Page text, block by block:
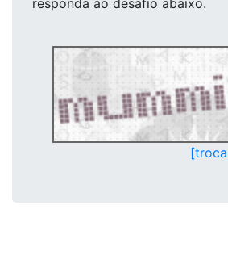
responda ao desafio abaixo.